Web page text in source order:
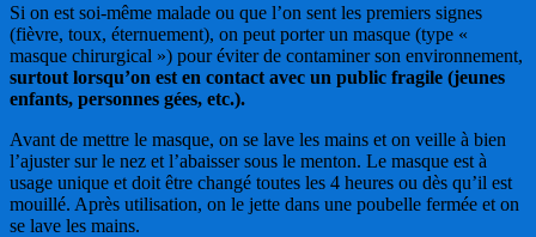
Si on est soi-même malade ou que l’on sent les premiers signes
(fièvre, toux, éternuement), on peut porter un masque (type «
masque chirurgical ») pour éviter de contaminer son environnement,
surtout lorsqu’on est en contact avec un public fragile (jeunes
enfants, personnes gées, etc.).
Avant de mettre le masque, on se lave les mains et on veille à bien
l’ajuster sur le nez et l’abaisser sous le menton. Le masque est à
usage unique et doit être changé toutes les 4 heures ou dès qu’il est
mouillé. Après utilisation, on le jette dans une poubelle fermée et on
se lave les mains.